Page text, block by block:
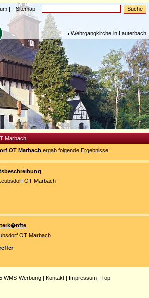
| Sitemap
Wehrgangkirche in Lauterbach
Marbach
OT Marbach ergab folgende Ergebnisse:
OT Marbach
OT Marbach
WMS-Werbung | Kontakt | Impressum | Top